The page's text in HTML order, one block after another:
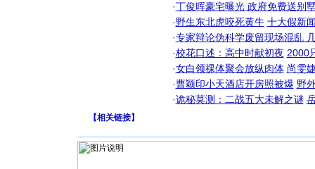
·丁俊晖豪宅曝光 政府免费送别
·野生东北虎咬死黄牛 十大假新
·专家辩论伪科学废留现场混乱
·校花口述：高中时献初夜 2000
·女白领祼体聚会放纵肉体 尚雯
·曹颖印小天酒店开房照被爆 野
·诡秘莫测：二战五大未解之谜
【相关链接】